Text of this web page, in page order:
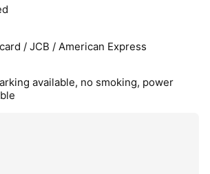
/ JCB / American Express
available, no smoking, power